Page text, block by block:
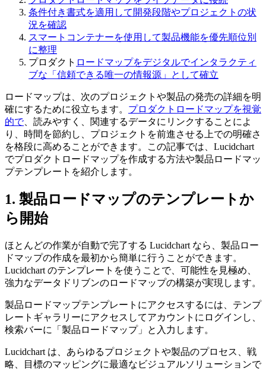
条件付き書式を適用して開発段階やプロジェクトの状
況を確認
スマートコンテナーを使用して製品機能を優先順位別
に整理
プロダクト ロードマップをデジタルでインタラクティ
ブな「信頼できる唯一の情報源」として確立
ロードマップは、次のプロジェクトや製品の発売の詳細を明
確にするために役立ちます。 プロダクトロードマップを視覚
的で、読みやすく、関連するデータにリンクすることによ
り、時間を節約し、プロジェクトを前進させる上での明確さ
を格段に高めることができます。この記事では、Lucidchart
でプロダクトロードマップを作成する方法や製品ロードマッ
プテンプレートを紹介します。
1. 製品ロードマップのテンプレートか
ら開始
ほとんどの作業が自動で完了する Lucidchart なら、製品ロー
ドマップの作成を最初から簡単に行うことができます。
Lucidchart のテンプレートを使うことで、可能性を見極め、
強力なデータドリブンのロードマップの構築が実現します。
製品ロードマップテンプレートにアクセスするには、テンプ
レートギャラリーにアクセスしてアカウントにログインし、
検索バーに「製品ロードマップ」と入力します。
Lucidchart は、あらゆるプロジェクトや製品のプロセス、戦
略、目標のマッピングに最適なビジュアルソリューションで